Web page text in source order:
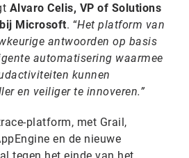
Alvaro Celis, VP of Solutions
Microsoft. “Het platform van
antwoorden op basis
automatisering waarmee
kunnen
en veiliger te innoveren.”
platform, met Grail,
en de nieuwe